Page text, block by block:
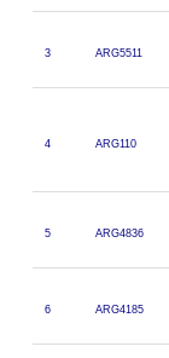
3 ARG5511
4 ARG110
5 ARG4836
6 ARG4185